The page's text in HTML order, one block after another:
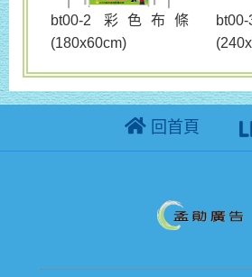
bt00-2 彩色布條
(180x60cm)
回首頁